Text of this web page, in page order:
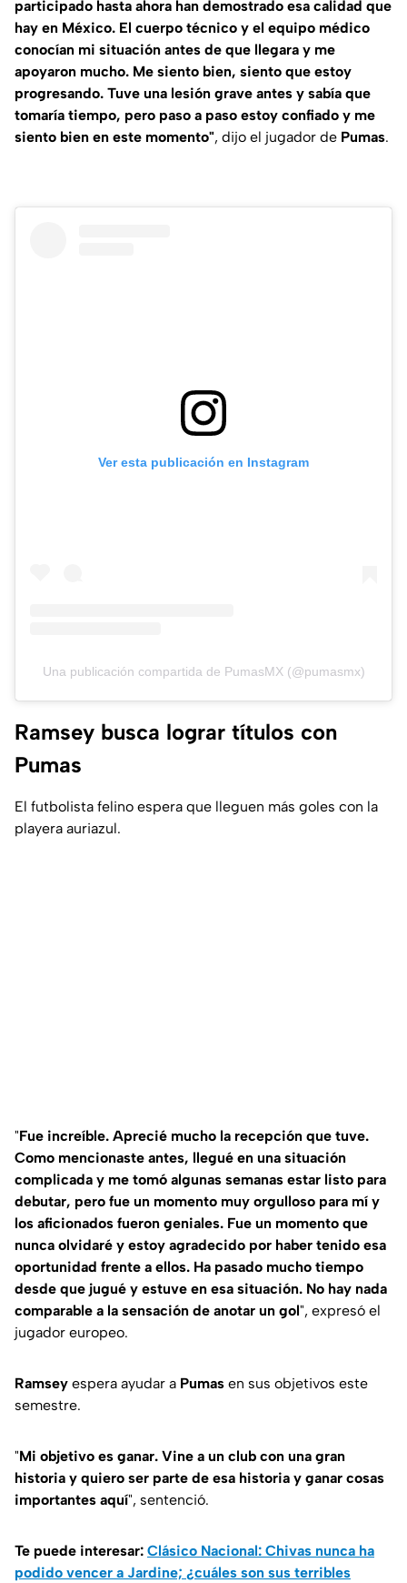
participado hasta ahora han demostrado esa calidad que
hay en México. El cuerpo técnico y el equipo médico
conocían mi situación antes de que llegara y me
apoyaron mucho. Me siento bien, siento que estoy
progresando. Tuve una lesión grave antes y sabía que
tomaría tiempo, pero paso a paso estoy confiado y me
siento bien en este momento", dijo el jugador de Pumas.
Ver esta publicación en Instagram
Una publicación compartida de PumasMX (@pumasmx)
Ramsey busca lograr títulos con
Pumas
El futbolista felino espera que lleguen más goles con la
playera auriazul.
"Fue increíble. Aprecié mucho la recepción que tuve.
Como mencionaste antes, llegué en una situación
complicada y me tomó algunas semanas estar listo para
debutar, pero fue un momento muy orgulloso para mí y
los aficionados fueron geniales. Fue un momento que
nunca olvidaré y estoy agradecido por haber tenido esa
oportunidad frente a ellos. Ha pasado mucho tiempo
desde que jugué y estuve en esa situación. No hay nada
comparable a la sensación de anotar un gol", expresó el
jugador europeo.
Ramsey espera ayudar a Pumas en sus objetivos este
semestre.
"Mi objetivo es ganar. Vine a un club con una gran
historia y quiero ser parte de esa historia y ganar cosas
importantes aquí", sentenció.
Te puede interesar: Clásico Nacional: Chivas nunca ha
podido vencer a Jardine; ¿cuáles son sus terribles